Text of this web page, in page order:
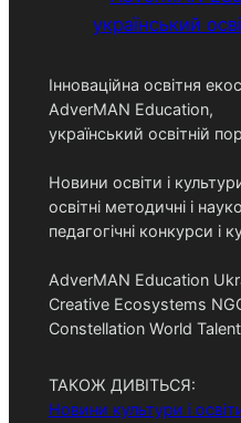
Інноваційна освітня
AdverMAN Education,
український освітній
Новини освіти і
освітні методичні і
педагогічні конкурси і
AdverMAN Education
Creative Ecosystems
Constellation World
ТАКОЖ ДИВІТЬСЯ:
Новини культури і